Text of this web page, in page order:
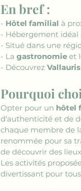
En bref :
- Hôtel familial à
- Hébergement idéal
- Situé dans une
- La gastronomie et
- Découvrez Vallauris
Pourquoi
Opter pour un hôtel
d'authenticité et de
chaque membre de
renommée pour sa
de découvrir des
Les activités
divertissant pour